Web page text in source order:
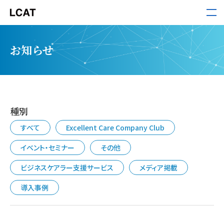
サービス
セミナー・ホワイトペーパー
お役立ち情報
お知らせ
お知らせ
種別
すべて
Excellent Care Company Club
イベント・セミナー
その他
ビジネスケアラー支援サービス
メディア掲載
導入事例